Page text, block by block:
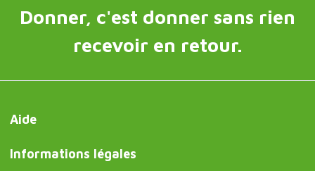
Donner, c'est donner sans rien
recevoir en retour.
Aide
Informations légales